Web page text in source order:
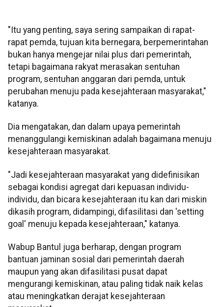
"Itu yang penting, saya sering sampaikan di rapat-
rapat pemda, tujuan kita bernegara, berpemerintahan
bukan hanya mengejar nilai plus dari pemerintah,
tetapi bagaimana rakyat merasakan sentuhan
program, sentuhan anggaran dari pemda, untuk
perubahan menuju pada kesejahteraan masyarakat,"
katanya.
Dia mengatakan, dan dalam upaya pemerintah
menanggulangi kemiskinan adalah bagaimana menuju
kesejahteraan masyarakat.
"Jadi kesejahteraan masyarakat yang didefinisikan
sebagai kondisi agregat dari kepuasan individu-
individu, dan bicara kesejahteraan itu kan dari miskin
dikasih program, didampingi, difasilitasi dan 'setting
goal' menuju kepada kesejahteraan," katanya.
Wabup Bantul juga berharap, dengan program
bantuan jaminan sosial dari pemerintah daerah
maupun yang akan difasilitasi pusat dapat
mengurangi kemiskinan, atau paling tidak naik kelas
atau meningkatkan derajat kesejahteraan